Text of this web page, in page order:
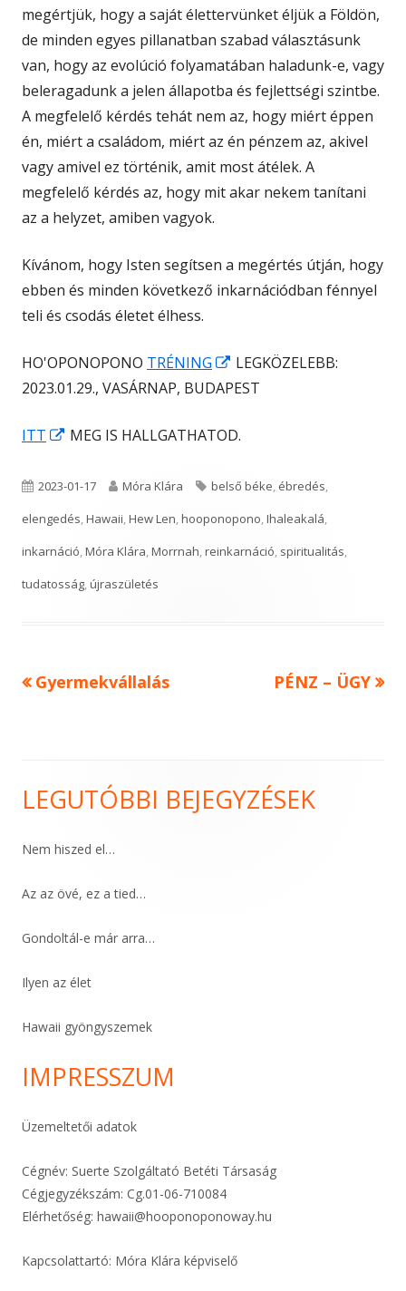
megértjük, hogy a saját élettervünket éljük a Földön,
de minden egyes pillanatban szabad választásunk
van, hogy az evolúció folyamatában haladunk-e, vagy
beleragadunk a jelen állapotba és fejlettségi szintbe.
A megfelelő kérdés tehát nem az, hogy miért éppen
én, miért a családom, miért az én pénzem az, akivel
vagy amivel ez történik, amit most átélek. A
megfelelő kérdés az, hogy mit akar nekem tanítani
az a helyzet, amiben vagyok.
Kívánom, hogy Isten segítsen a megértés útján, hogy
ebben és minden következő inkarnációdban fénnyel
teli és csodás életet élhess.
HO'OPONOPONO TRÉNING
Opens
in
new
LEGKÖZELEBB:
2023.01.29., VASÁRNAP, BUDAPEST
ITT
Opens
a
new
MEG IS HALLGATHATOD.
Published
on
2023-01-17 Author
Móra Klára Tags
belső béke, ébredés,
elengedés,Hawaii,Hew Len,hooponopono,Ihaleakalá,
inkarnáció,Móra Klára,Morrnah,reinkarnáció, spiritualitás,
tudatosság,újraszületés
Bejegyzés
Previous
Gyermekvállalás
Next
PÉNZ – ÜGY
Main
Sidebar
LEGUTÓBBI BEJEGYZÉSEK
Nem hiszed el…
Az az övé, ez a tied…
Gondoltál-e már arra…
Ilyen az élet
Hawaii gyöngyszemek
IMPRESSZUM
Üzemeltetői adatok
Cégnév: Suerte Szolgáltató Betéti Társaság
Cégjegyzékszám: Cg.01-06-710084
Elérhetőség: hawaii@hooponoponoway.hu
Kapcsolattartó: Móra Klára képviselő